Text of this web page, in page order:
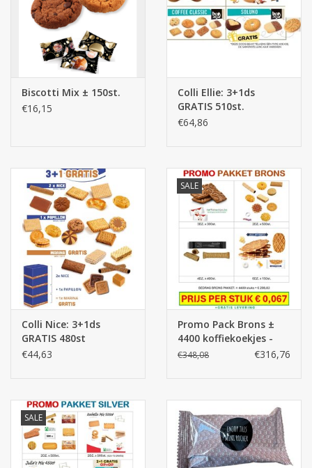
Koffiemachines
Verpakking
Kantoorbenodigdheden
Corona
Sinterklaassnoep
Carnavalssnoep
Paasgeschenken
Merken
Biscotti Mix ± 150st.
€16,15
Colli Ellie: 3+1ds
GRATIS 510st.
€64,86
Colli Nice: 3+1ds
GRATIS 480st
€44,63
SALE
Promo Pack Brons ±
4400 koffiekoekjes -
MEGA DEAL
€348,08 €316,76
SALE